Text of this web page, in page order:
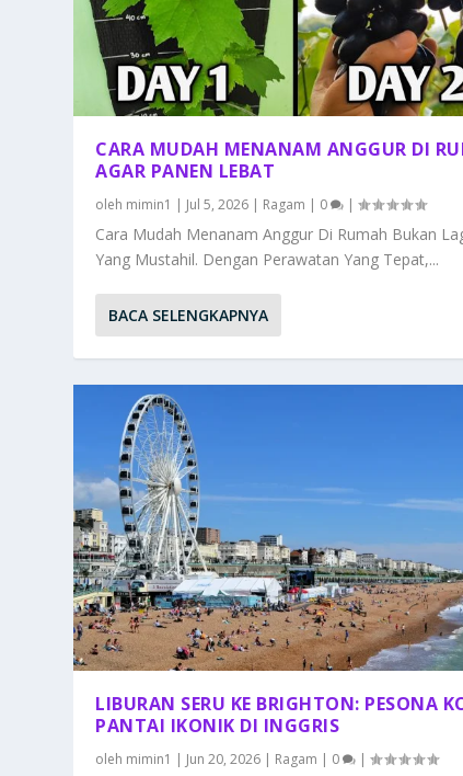
CARA MUDAH MENANAM ANGGUR DI
AGAR PANEN LEBAT
oleh mimin1 | Jul 5, 2026 | Ragam | 0 |
Cara Mudah Menanam Anggur Di Rumah Bukan
Yang Mustahil. Dengan Perawatan Yang Tepat,...
BACA SELENGKAPNYA
LIBURAN SERU KE BRIGHTON: PESONA
PANTAI IKONIK DI INGGRIS
oleh mimin1 | Jun 20, 2026 | Ragam | 0 |